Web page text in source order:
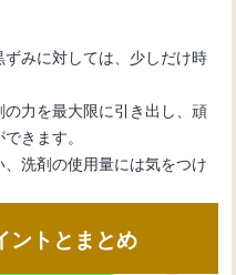
みに対しては、少しだけ時
力を最大限に引き出し、頑
きます。
洗剤の使用量には気をつけ
ントとまとめ